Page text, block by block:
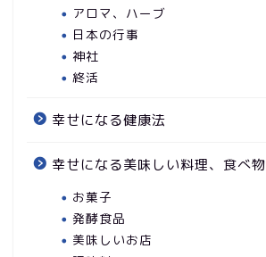
アロマ、ハーブ
日本の行事
神社
終活
幸せになる健康法
幸せになる美味しい料理、食べ物
お菓子
発酵食品
美味しいお店